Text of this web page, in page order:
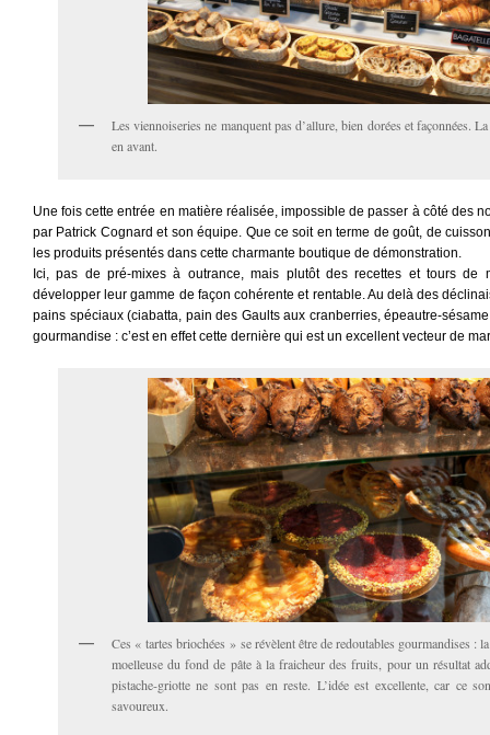
Les viennoiseries ne manquent pas d’allure, bien dorées et façonnées.
en avant.
Une fois cette entrée en matière réalisée, impossible de passer à côté des
par Patrick Cognard et son équipe. Que ce soit en terme de goût, de
les produits présentés dans cette charmante boutique de démonstration.
Ici, pas de pré-mixes à outrance, mais plutôt des recettes et tours de
développer leur gamme de façon cohérente et rentable. Au delà des
pains spéciaux (ciabatta, pain des Gaults aux cranberries, épeautre-
gourmandise : c’est en effet cette dernière qui est un excellent vecteur de
Ces « tartes briochées » se révèlent être de redoutables gourmandises :
moelleuse du fond de pâte à la fraicheur des fruits, pour un résultat
pistache-griotte ne sont pas en reste. L’idée est excellente, car ce
savoureux.